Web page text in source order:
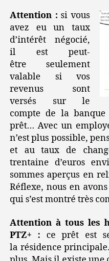
Attention :si vous
avez eu un taux
d’intérêt négocié,
il est peut-
être seulement
valable si vos
revenus sont
versés sur le
compte de la
prêt… Avec un
n’est plus possible,
et au taux de
trentaine d’euros
sommes aperçus en
Réflexe, nous en
qui s’est montré très
Attention à tous les
PTZ+ : ce prêt est
la résidence